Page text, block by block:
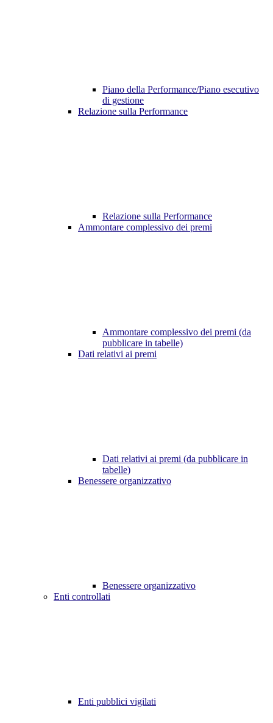
Piano della Performance/Piano esecutivo
di gestione
Relazione sulla Performance
Relazione sulla Performance
Ammontare complessivo dei premi
Ammontare complessivo dei premi (da
pubblicare in tabelle)
Dati relativi ai premi
Dati relativi ai premi (da pubblicare in
tabelle)
Benessere organizzativo
Benessere organizzativo
Enti controllati
Enti pubblici vigilati